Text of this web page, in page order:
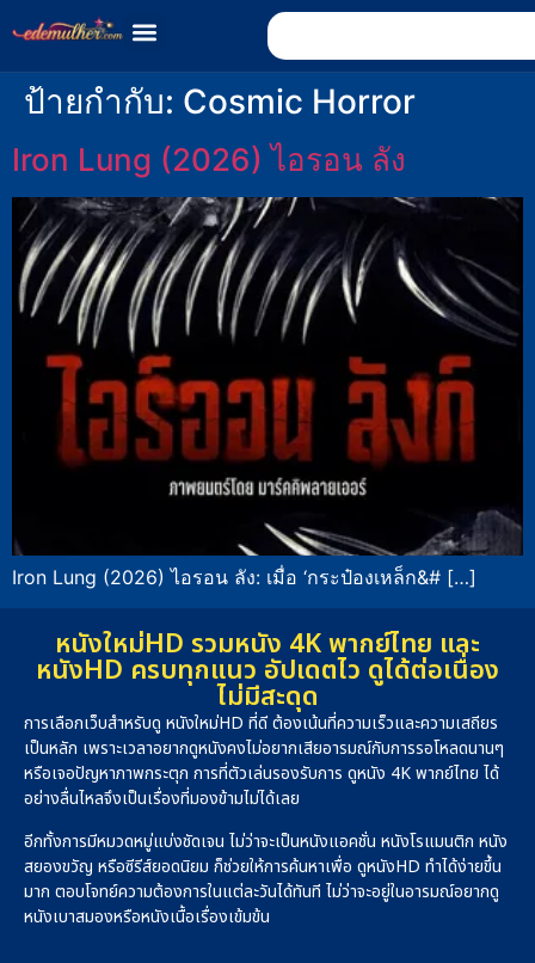
ป้ายกำกับ: Cosmic Horror
Iron Lung (2026) ไอรอน ลัง
Iron Lung (2026) ไอรอน ลัง: เมื่อ ‘กระป๋องเหล็ก&# […]
หนังใหม่HD รวมหนัง 4K พากย์ไทย และ
หนังHD ครบทุกแนว อัปเดตไว ดูได้ต่อเนื่อง
ไม่มีสะดุด
การเลือกเว็บสำหรับดู หนังใหม่HD ที่ดี ต้องเน้นที่ความเร็วและความเสถียร
เป็นหลัก เพราะเวลาอยากดูหนังคงไม่อยากเสียอารมณ์กับการรอโหลดนานๆ
หรือเจอปัญหาภาพกระตุก การที่ตัวเล่นรองรับการ ดูหนัง 4K พากย์ไทย ได้
อย่างลื่นไหลจึงเป็นเรื่องที่มองข้ามไม่ได้เลย
อีกทั้งการมีหมวดหมู่แบ่งชัดเจน ไม่ว่าจะเป็นหนังแอคชั่น หนังโรแมนติก หนัง
สยองขวัญ หรือซีรีส์ยอดนิยม ก็ช่วยให้การค้นหาเพื่อ ดูหนังHD ทำได้ง่ายขึ้น
มาก ตอบโจทย์ความต้องการในแต่ละวันได้ทันที ไม่ว่าจะอยู่ในอารมณ์อยากดู
หนังเบาสมองหรือหนังเนื้อเรื่องเข้มข้น